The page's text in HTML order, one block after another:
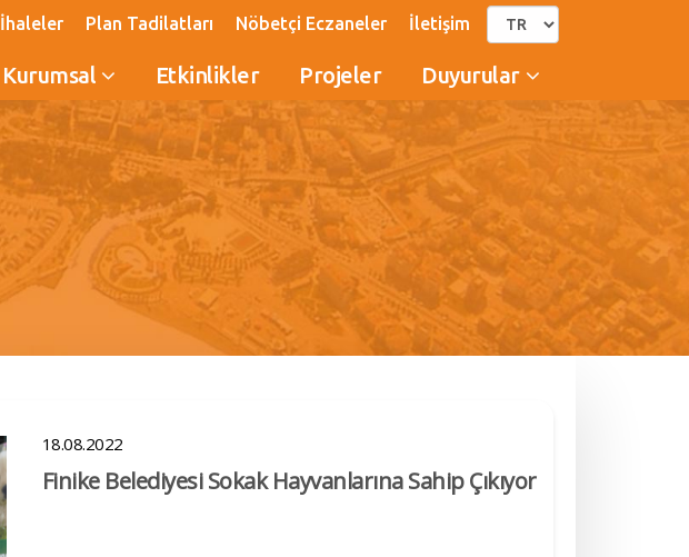
İletişim
Nöbetçi Eczaneler
Plan Tadilatları
İhaleler
Duyurular
Projeler
Etkinlikler
Kurumsal
18.08.2022
Finike Belediyesi Sokak Hayvanlarına Sahip Çıkıyor